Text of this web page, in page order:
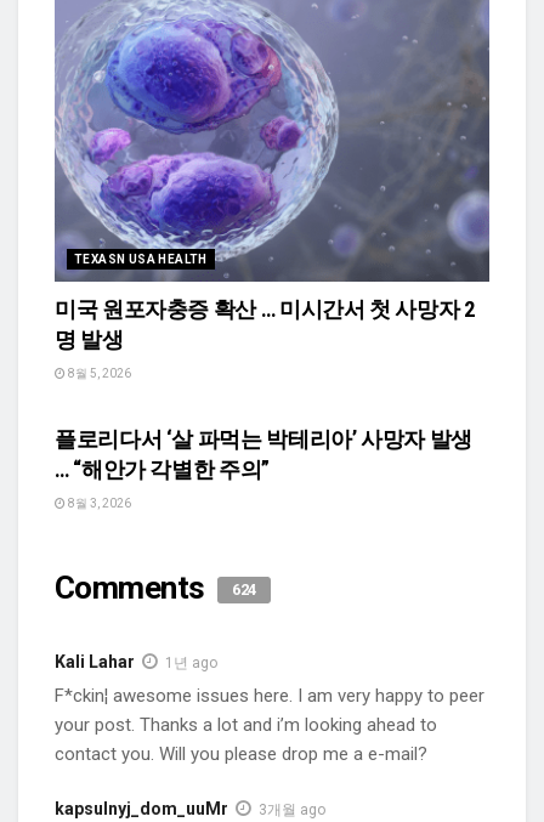
TEXASN USA HEALTH
미국 원포자충증 확산 … 미시간서 첫 사망자 2
명 발생
8월 5, 2026
플로리다서 ‘살 파먹는 박테리아’ 사망자 발생
… “해안가 각별한 주의”
8월 3, 2026
Comments 624
Kali Lahar 1년 ago
F*ckin¦ awesome issues here. I am very happy to peer
your post. Thanks a lot and i’m looking ahead to
contact you. Will you please drop me a e-mail?
kapsulnyj_dom_uuMr 3개월 ago